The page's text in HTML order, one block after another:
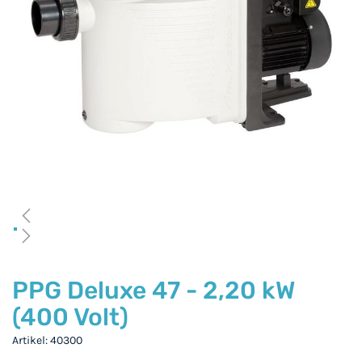
naar
het
begin
van
PPG Deluxe 47 - 2,20 kW
(400 Volt)
Artikel 40300